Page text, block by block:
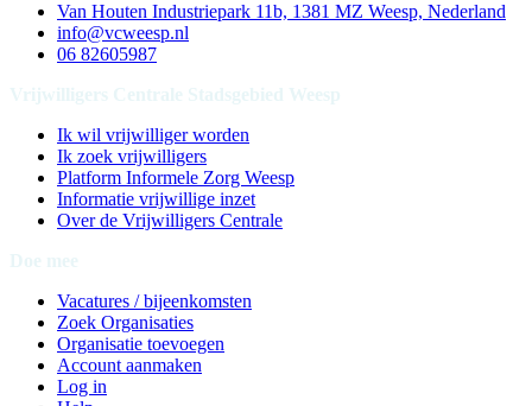
Van Houten Industriepark 11b, 1381 MZ Weesp, Nederland
info@vcweesp.nl
06 82605987
Ik wil vrijwilliger worden
Ik zoek vrijwilligers
Platform Informele Zorg Weesp
Informatie vrijwillige inzet
Over de Vrijwilligers Centrale
Vacatures / bijeenkomsten
Zoek Organisaties
Organisatie toevoegen
Account aanmaken
Log in